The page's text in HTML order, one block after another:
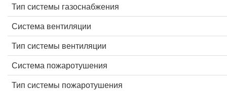
Тип системы газоснабжения
Система вентиляции
Тип системы вентиляции
Система пожаротушения
Тип системы пожаротушения